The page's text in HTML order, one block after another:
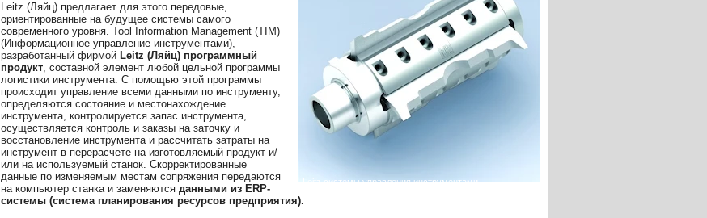
Leitz (Ляйц) предлагает для этого передовые,
ориентированные на будущее системы самого
современного уровня. Tool Information Management (TIM)
(Информационное управление инструментами),
разработанный фирмой Leitz (Ляйц) программный
продукт, составной элемент любой цельной программы
логистики инструмента. С помощью этой программы
происходит управление всеми данными по инструменту,
определяются состояние и местонахождение
инструмента, контролируется запас инструмента,
осуществляется контроль и заказы на заточку и
восстановление инструмента и рассчитать затраты на
инструмент в перерасчете на изготовляемый продукт и/
или на используемый станок. Скорректированные
данные по изменяемым местам сопряжения передаются
на компьютер станка и заменяются данными из ERP-
системы (система планирования ресурсов предприятия).